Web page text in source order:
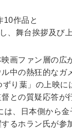
10作品と
、舞台挨拶及び
画ファン層の広
中の熱狂的なガ
り葉」の上映
との質疑応答が
、日本側から
るホラン氏が参